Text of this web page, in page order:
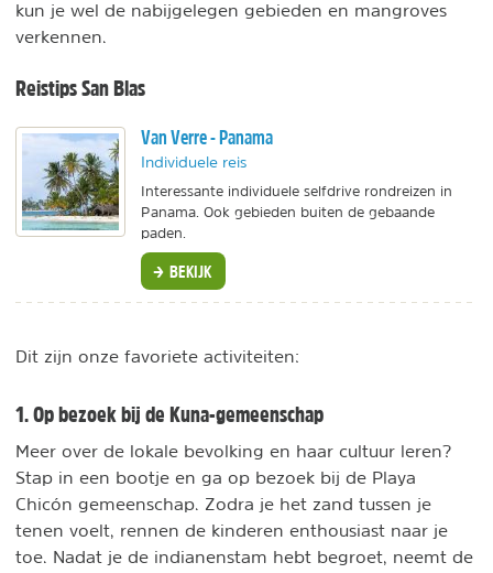
kun je wel de nabijgelegen gebieden en mangroves
verkennen.
Reistips San Blas
Van Verre - Panama
Individuele reis
Interessante individuele selfdrive rondreizen in
Panama. Ook gebieden buiten de gebaande
paden.
BEKIJK
Dit zijn onze favoriete activiteiten:
1. Op bezoek bij de Kuna-gemeenschap
Meer over de lokale bevolking en haar cultuur leren?
Stap in een bootje en ga op bezoek bij de Playa
Chicón gemeenschap. Zodra je het zand tussen je
tenen voelt, rennen de kinderen enthousiast naar je
toe. Nadat je de indianenstam hebt begroet, neemt de